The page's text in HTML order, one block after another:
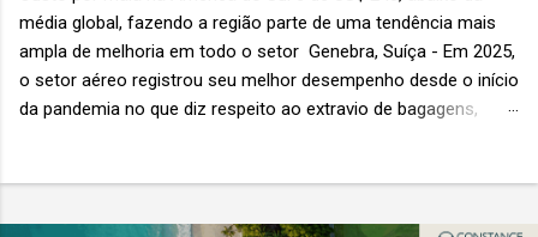
média global, fazendo a região parte de uma tendência mais
ampla de melhoria em todo o setor Genebra, Suíça - Em 2025,
o setor aéreo registrou seu melhor desempenho desde o início
da pandemia no que diz respeito ao extravio de bagagens,
“Baggage IT Insights” de 2026 da SITA, a 20ª edição anual